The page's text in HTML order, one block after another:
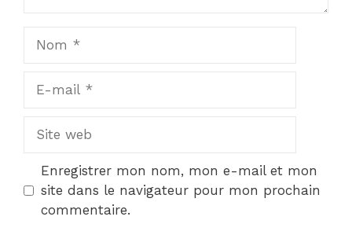
Site
Enregistrer mon nom, mon e-mail et mon
site dans le navigateur pour mon prochain
commentaire.